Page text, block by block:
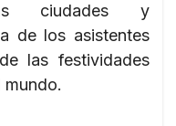
ciudades y
de los asistentes
las festividades